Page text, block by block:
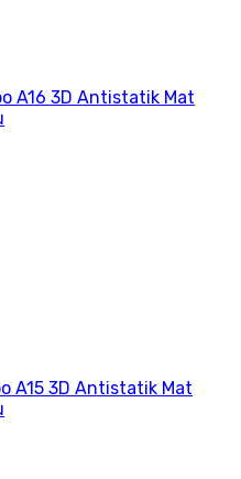
A16 3D Antistatik Mat
A15 3D Antistatik Mat